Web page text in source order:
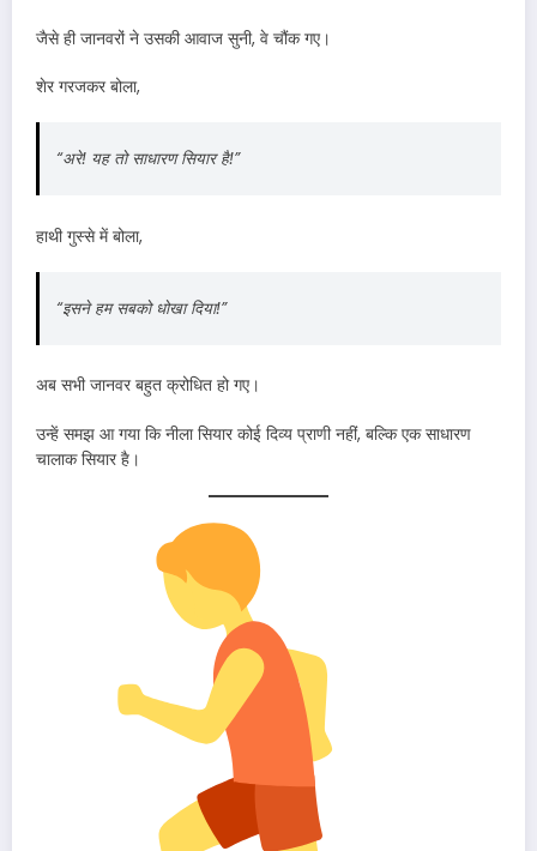
जैसे ही जानवरों ने उसकी आवाज सुनी, वे चौंक गए।
शेर गरजकर बोला,
“अरे! यह तो साधारण सियार है!”
हाथी गुस्से में बोला,
“इसने हम सबको धोखा दिया!”
अब सभी जानवर बहुत क्रोधित हो गए।
उन्हें समझ आ गया कि नीला सियार कोई दिव्य प्राणी नहीं, बल्कि एक साधारण
चालाक सियार है।